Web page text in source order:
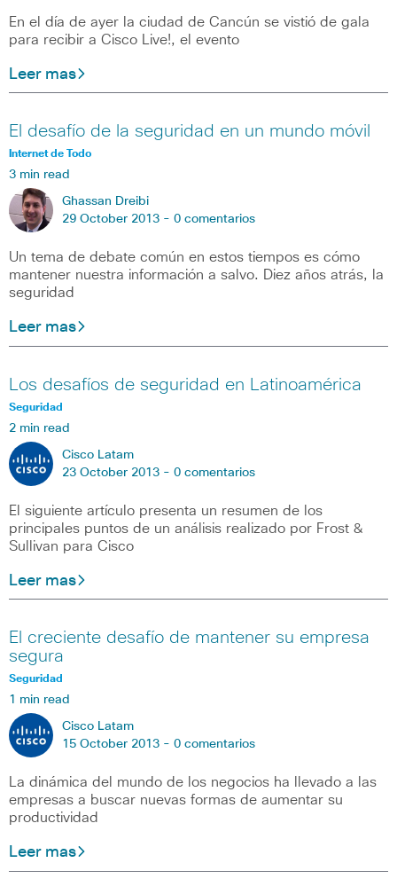
En el día de ayer la ciudad de Cancún se vistió de gala
para recibir a Cisco Live!, el evento
Leer mas
El desafío de la seguridad en un mundo móvil
Internet de Todo
3 min read
Ghassan Dreibi
29 October 2013 - 0 comentarios
Un tema de debate común en estos tiempos es cómo
mantener nuestra información a salvo. Diez años atrás, la
seguridad
Leer mas
Los desafíos de seguridad en Latinoamérica
Seguridad
2 min read
Cisco Latam
23 October 2013 - 0 comentarios
El siguiente artículo presenta un resumen de los
principales puntos de un análisis realizado por Frost &
Sullivan para Cisco
Leer mas
El creciente desafío de mantener su empresa
segura
Seguridad
1 min read
Cisco Latam
15 October 2013 - 0 comentarios
La dinámica del mundo de los negocios ha llevado a las
empresas a buscar nuevas formas de aumentar su
productividad
Leer mas